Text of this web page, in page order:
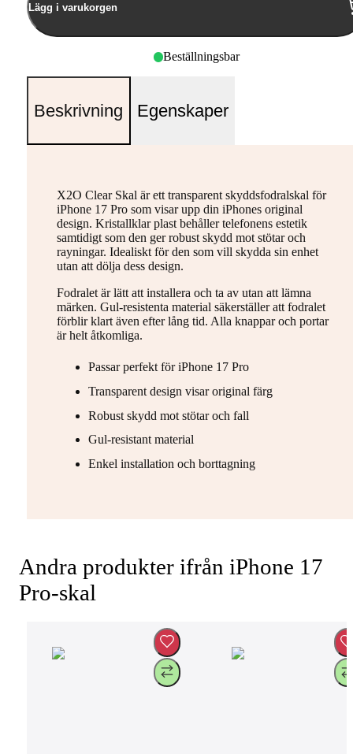
Lägg i varukorgen
Beställningsbar
Beskrivning Egenskaper
X2O Clear Skal är ett transparent skyddsfodralskal för
iPhone 17 Pro som visar upp din iPhones original
design. Kristallklar plast behåller telefonens estetik
samtidigt som den ger robust skydd mot stötar och
rayningar. Idealiskt för den som vill skydda sin enhet
utan att dölja dess design.
Fodralet är lätt att installera och ta av utan att lämna
märken. Gul-resistenta material säkerställer att fodralet
förblir klart även efter lång tid. Alla knappar och portar
är helt åtkomliga.
Passar perfekt för iPhone 17 Pro
Transparent design visar original färg
Robust skydd mot stötar och fall
Gul-resistant material
Enkel installation och borttagning
Andra produkter ifrån iPhone 17
Pro-skal